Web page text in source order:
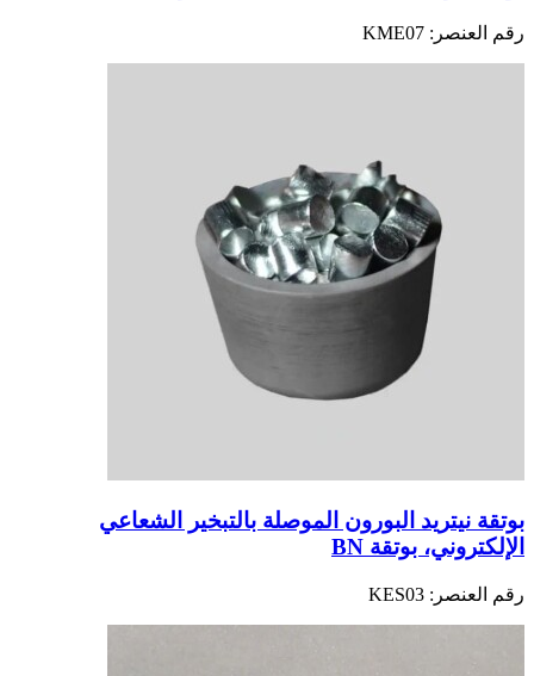
رقم العنصر:
بوتقة نيتريد البورون الموصلة بالتبخير الشعاعي
الإلكتروني، بوتقة BN
رقم العنصر: